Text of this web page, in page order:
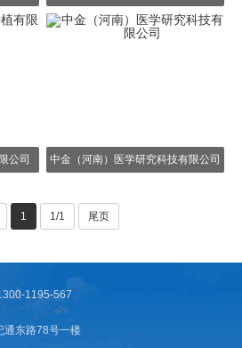
公司 中金（河南）医学研究科技有限公司
1 1/1 尾页
1195-567
通东路78号一楼